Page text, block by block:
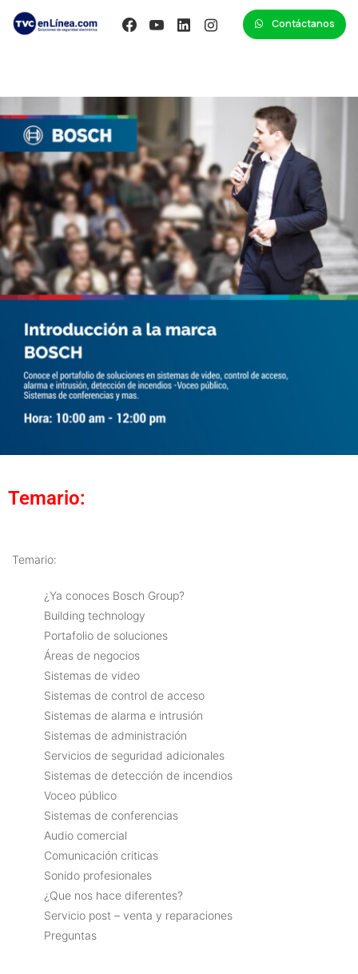
Contáctanos
Temario:
Temario:
¿Ya conoces Bosch Group?
Building technology
Portafolio de soluciones
Áreas de negocios
Sistemas de video
Sistemas de control de acceso
Sistemas de alarma e intrusión
Sistemas de administración
Servicios de seguridad adicionales
Sistemas de detección de incendios
Voceo público
Sistemas de conferencias
Audio comercial
Comunicación criticas
Sonido profesionales
¿Que nos hace diferentes?
Servicio post – venta y reparaciones
Preguntas